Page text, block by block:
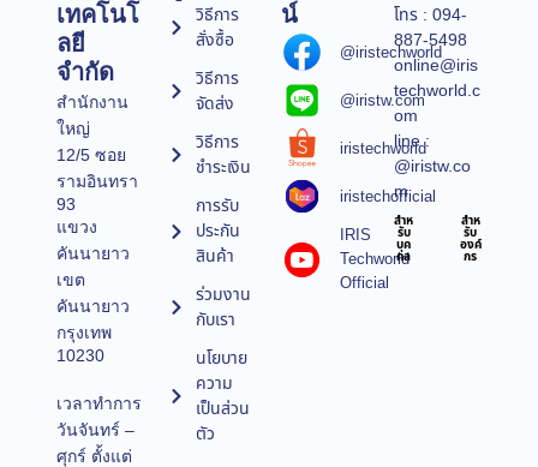
เทคโนโ
ลยี
จำกัด
สำนักงาน
ใหญ่
12/5 ซอย
รามอินทรา
93
แขวง
คันนายาว
เขต
คันนายาว
กรุงเทพ
10230
เวลาทำการ
วันจันทร์ –
ศุกร์ ตั้งแต่
วิธีการ
สั่งซื้อ
วิธีการ
จัดส่ง
วิธีการ
ชำระเงิน
การรับ
ประกัน
สินค้า
ร่วมงาน
กับเรา
นโยบาย
ความ
เป็นส่วน
ตัว
น์
@iristechworld
@iristw.com
iristechworld
iristechofficial
IRIS
Techworld
Official
โทร : 094-
887-5498
online@iris
techworld.c
om
line :
@iristw.co
m
สำห
รับ
บุค
คล
สำห
รับ
องค์
กร